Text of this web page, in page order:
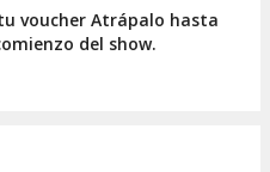
voucher Atrápalo hasta
del show.